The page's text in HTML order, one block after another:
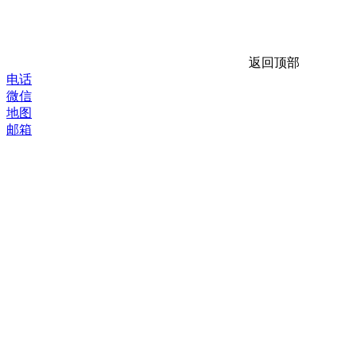
返回顶部
电话
微信
地图
邮箱